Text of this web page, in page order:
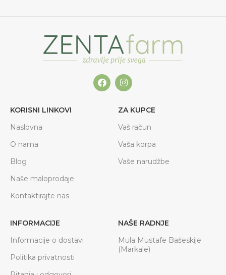
KORISNI LINKOVI
Naslovna
O nama
Blog
Naše maloprodaje
Kontaktirajte nas
ZA KUPCE
Vaš račun
Vaša korpa
Vaše narudžbe
INFORMACIJE
Informacije o dostavi
Politika privatnosti
NAŠE RADNJE
Mula Mustafe Bašeskije
(Markale)